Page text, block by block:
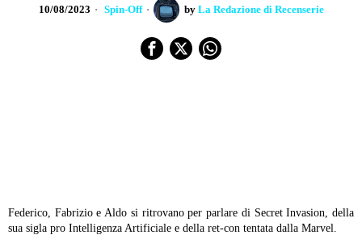
10/08/2023 Spin-Off by La Redazione di Recenserie
Federico, Fabrizio e Aldo si ritrovano per parlare di Secret Invasion, della
sua sigla pro Intelligenza Artificiale e della ret-con tentata dalla Marvel.